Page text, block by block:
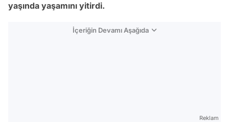
yaşında yaşamını yitirdi.
İçeriğin Devamı Aşağıda
Reklam